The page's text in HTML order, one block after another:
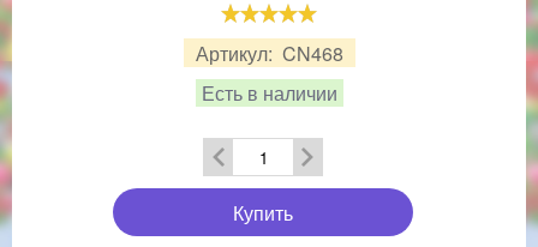
Артикул: CN468
Есть в наличии
Купить